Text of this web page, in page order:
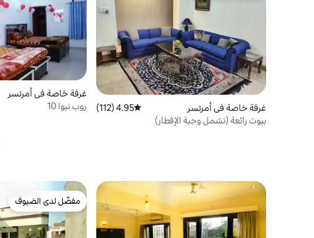
غرفة خاصة في أمرتسر متوسط التقييم 4.95 من 5، 112 مراجعات
4.95 (112)
بيوت رائعة (تشمل وجبة الإفطار)
غرفة خاصة في أمرتسر
روب نيوا 10
مفضّل لدى الضيوف
مفضّل لدى الضيوف